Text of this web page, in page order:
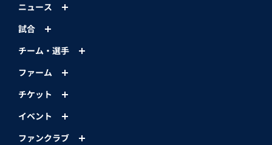
ニュース
試合
チーム・選手
ファーム
チケット
イベント
ファンクラブ